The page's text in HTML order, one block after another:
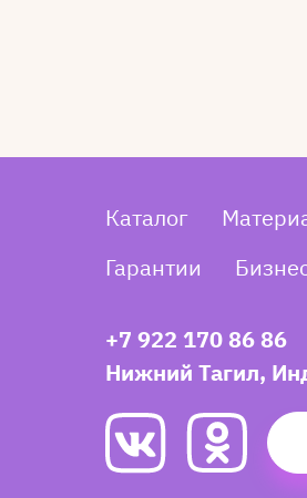
Каталог
Гарантии
+7 922 170 86 86
Нижний Тагил,